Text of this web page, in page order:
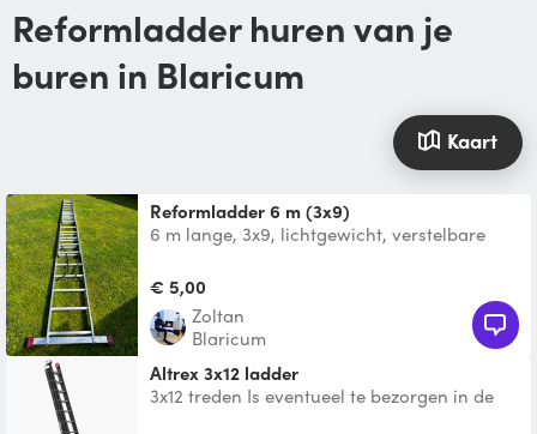
Reformladder huren van je
buren in Blaricum
Kaart
Reformladder 6 m (3x9)
6 m lange, 3x9, lichtgewicht, verstelbare
ingeschoven.
€ 5,00
Zoltan
Blaricum
Altrex 3x12 ladder
3x12 treden Is eventueel te bezorgen in de